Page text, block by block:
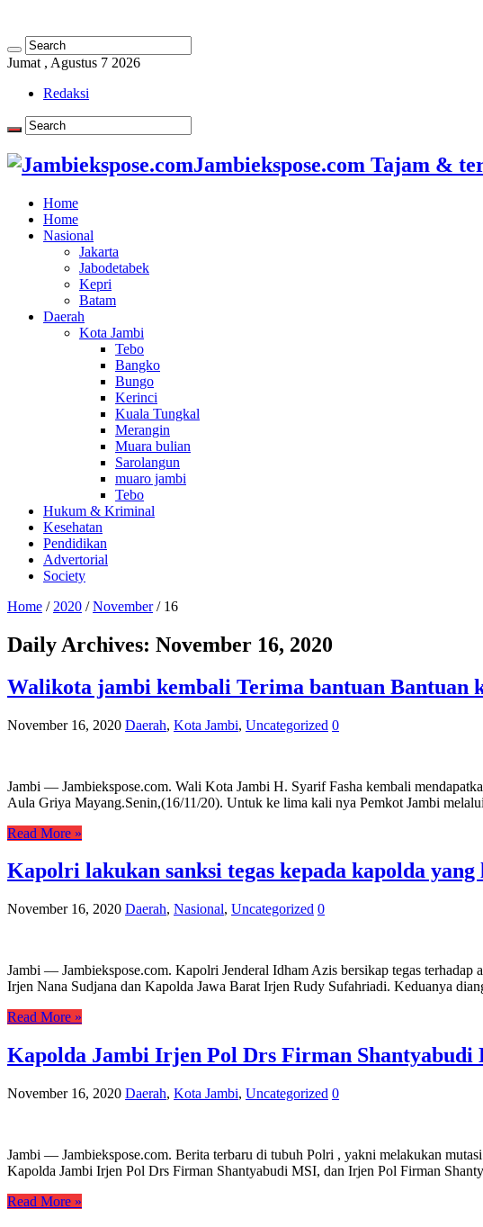
Jumat , Agustus 7 2026
Redaksi
Jambiekspose.com Tajam &
Home
Home
Nasional
Jakarta
Jabodetabek
Kepri
Batam
Daerah
Kota Jambi
Tebo
Bangko
Bungo
Kerinci
Kuala Tungkal
Merangin
Muara bulian
Sarolangun
muaro jambi
Tebo
Hukum & Kriminal
Kesehatan
Pendidikan
Advertorial
Society
Home / 2020 / November / 16
Daily Archives: November 16, 2020
Walikota jambi kembali Terima bantuan Bantuan
November 16, 2020 Daerah, Kota Jambi, Uncategorized 0
Jambi — Jambiekspose.com. Wali Kota Jambi H. Syarif Fasha kembali
Aula Griya Mayang.Senin,(16/11/20). Untuk ke lima kali nya Pemkot Jambi
Read More »
Kapolri lakukan sanksi tegas kepada kapolda
November 16, 2020 Daerah, Nasional, Uncategorized 0
Jambi — Jambiekspose.com. Kapolri Jenderal Idham Azis bersikap tegas
Irjen Nana Sudjana dan Kapolda Jawa Barat Irjen Rudy Sufahriadi. Keduanya
Read More »
Kapolda Jambi Irjen Pol Drs Firman Shantyabudi
November 16, 2020 Daerah, Kota Jambi, Uncategorized 0
Jambi — Jambiekspose.com. Berita terbaru di tubuh Polri , yakni melakukan
Kapolda Jambi Irjen Pol Drs Firman Shantyabudi MSI, dan Irjen Pol Firman
Read More »